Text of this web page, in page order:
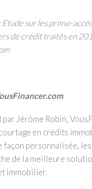
: Etude sur les primo-
de crédit traités en
par Jérôme Robin,
en crédits
façon personnalisée,
de la meilleure
immobilier.